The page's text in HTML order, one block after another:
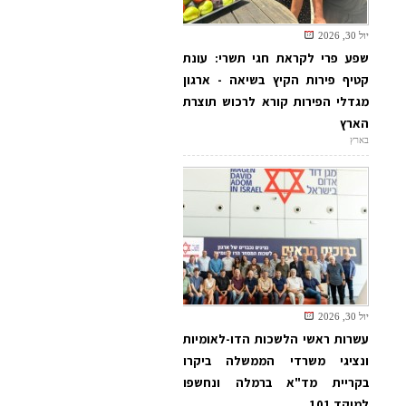
יול 30, 2026
שפע פרי לקראת חגי תשרי: עונת
קטיף פירות הקיץ בשיאה - ארגון
מגדלי הפירות קורא לרכוש תוצרת
הארץ
בארץ
יול 30, 2026
עשרות ראשי הלשכות הדו-לאומיות
ונציגי משרדי הממשלה ביקרו
בקריית מד"א ברמלה ונחשפו